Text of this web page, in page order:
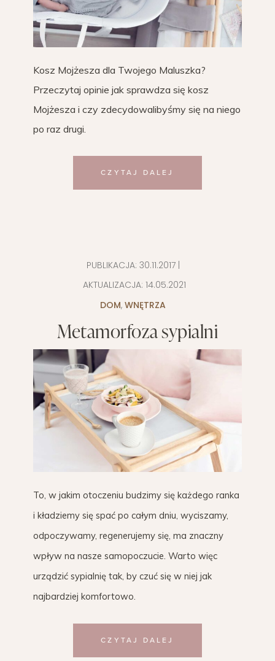
Kosz Mojżesza dla Twojego Maluszka?
Przeczytaj opinie jak sprawdza się kosz
Mojżesza i czy zdecydowalibyśmy się na niego
po raz drugi.
CZYTAJ DALEJ
PUBLIKACJA: 30.11.2017|
AKTUALIZACJA: 14.05.2021
DOM, WNĘTRZA
Metamorfoza sypialni
To, w jakim otoczeniu budzimy się każdego ranka
i kładziemy się spać po całym dniu, wyciszamy,
odpoczywamy, regenerujemy się, ma znaczny
wpływ na nasze samopoczucie. Warto więc
urządzić sypialnię tak, by czuć się w niej jak
najbardziej komfortowo.
CZYTAJ DALEJ